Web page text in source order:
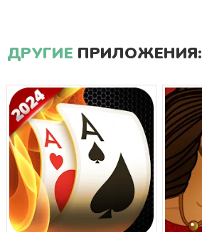
ДРУГИЕ ПРИЛОЖЕНИЯ: